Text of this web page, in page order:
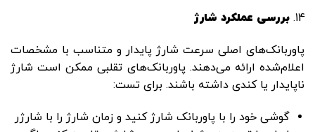
بررسی عملکرد شارژ
پاوربانک‌های اصلی سرعت شارژ پایدار و متناسب با مشخصات
اعلام‌شده ارائه می‌دهند. پاوربانک‌های تقلبی ممکن است شارژ
ناپایدار یا کندی داشته باشند. برای تست:
گوشی خود را با پاوربانک شارژ کنید و زمان شارژ را با شارژر